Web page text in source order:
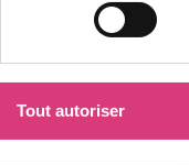
Tout autoriser